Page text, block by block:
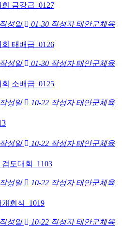
금강급_0127
작성일 01-30 작성자 태안군체육
태배급_0126
작성일 01-30 작성자 태안군체육
소배급_0125
작성일 10-22 작성자 태안군체육
작성일 10-22 작성자 태안군체육
도대회_1103
작성일 10-22 작성자 태안군체육
회식_1019
작성일 10-22 작성자 태안군체육